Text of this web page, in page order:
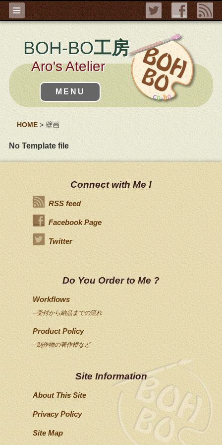
BOH-BO工房
Aro's Atelier
MENU
≡
HOME> 壁画
No Template file
Connect with Me !
RSS feed
Facebook Page
Twitter
Do You Order to Me ?
Workflows
--受付から納品までの流れ
Product Policy
--制作物の著作権など
Site Information
About This Site
Privacy Policy
Site Map